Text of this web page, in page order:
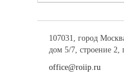
107031, город
дом 5/7, строение
office@roiip.ru